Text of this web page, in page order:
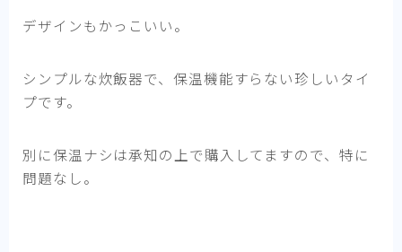
デザインもかっこいい。
シンプルな炊飯器で、保温機能すらない珍しいタイ
プです。
別に保温ナシは承知の上で購入してますので、特に
問題なし。